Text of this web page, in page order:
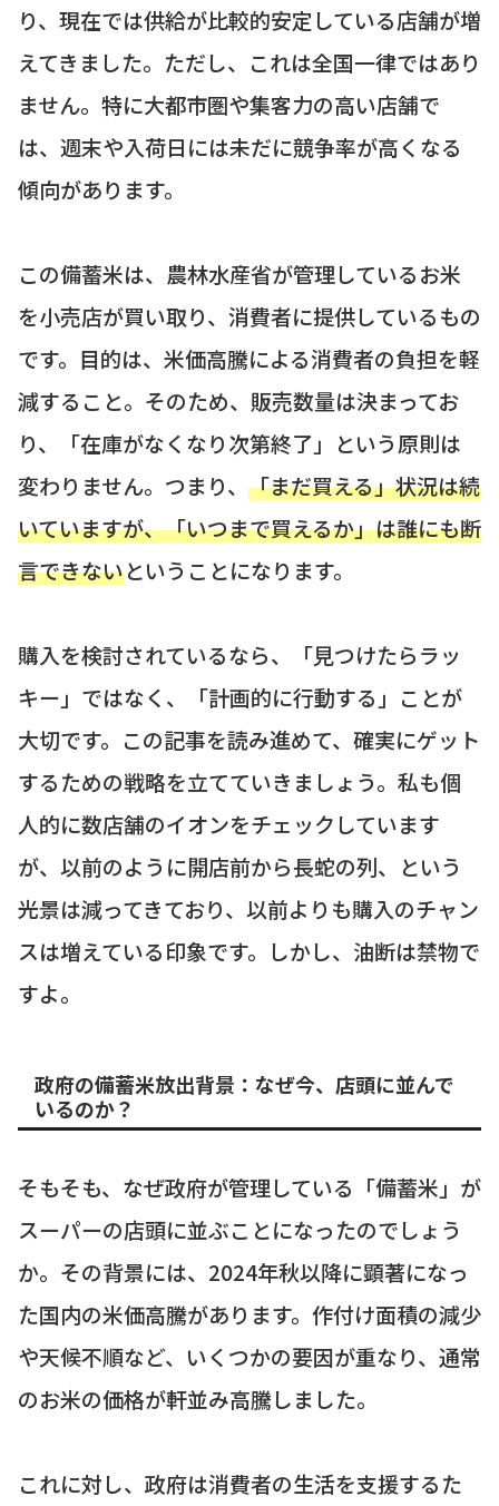
り、現在では供給が比較的安定している店舗が増
えてきました。ただし、これは全国一律ではあり
ません。特に大都市圏や集客力の高い店舗で
は、週末や入荷日には未だに競争率が高くなる
傾向があります。
この備蓄米は、農林水産省が管理しているお米
を小売店が買い取り、消費者に提供しているもの
です。目的は、米価高騰による消費者の負担を軽
減すること。そのため、販売数量は決まってお
り、「在庫がなくなり次第終了」という原則は
変わりません。つまり、 「まだ買える」状況は続
いていますが、「いつまで買えるか」は誰にも断
言できないということになります。
購入を検討されているなら、「見つけたらラッ
キー」ではなく、「計画的に行動する」ことが
大切です。この記事を読み進めて、確実にゲット
するための戦略を立てていきましょう。私も個
人的に数店舗のイオンをチェックしています
が、以前のように開店前から長蛇の列、という
光景は減ってきており、以前よりも購入のチャン
スは増えている印象です。しかし、油断は禁物で
すよ。
政府の備蓄米放出背景：なぜ今、店頭に並んで
いるのか？
そもそも、なぜ政府が管理している「備蓄米」が
スーパーの店頭に並ぶことになったのでしょう
か。その背景には、2024年秋以降に顕著になっ
た国内の米価高騰があります。作付け面積の減少
や天候不順など、いくつかの要因が重なり、通常
のお米の価格が軒並み高騰しました。
これに対し、政府は消費者の生活を支援するた